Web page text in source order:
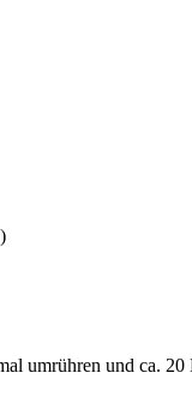
umrühren und ca.